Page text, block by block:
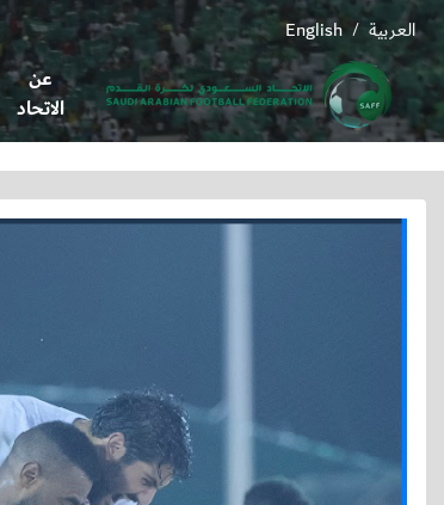
English / العربية
عن
الاتحاد